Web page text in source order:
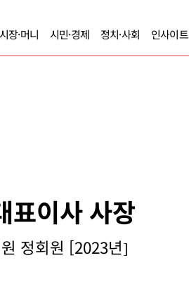
시장·머니 시민·경제 정치·사회 인사이트
이사 사장
정회원 [2023년]